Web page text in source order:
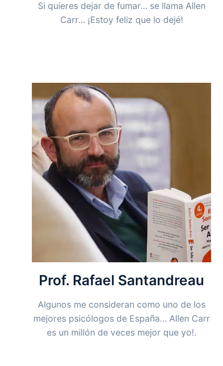
Si quieres dejar de fumar… se llama Allen
Carr… ¡Estoy feliz que lo dejé!
Prof. Rafael Santandreau
Algunos me consideran como uno de los
mejores psicólogos de España… Allen Carr
es un millón de veces mejor que yo!.